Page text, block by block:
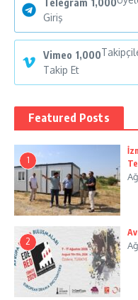
Telegram 1,000
Giriş
Vimeo 1,000
Takip Et
Featured Posts
1
2